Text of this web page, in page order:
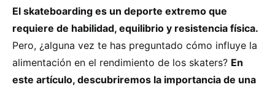
El skateboarding es un deporte extremo que
requiere de habilidad, equilibrio y resistencia física.
Pero, ¿alguna vez te has preguntado cómo influye la
alimentación en el rendimiento de los skaters? En
este artículo, descubriremos la importancia de una